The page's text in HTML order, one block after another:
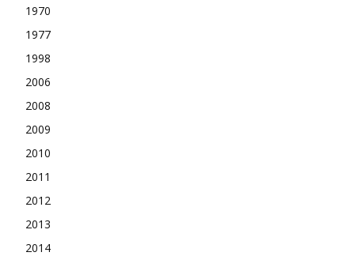
1970
1977
1998
2006
2008
2009
2010
2011
2012
2013
2014